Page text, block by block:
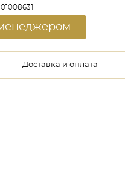
01008631
Доставка и оплата